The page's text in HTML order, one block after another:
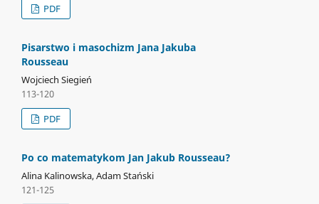
PDF
Pisarstwo i masochizm Jana Jakuba
Rousseau
Wojciech Siegień
113-120
PDF
Po co matematykom Jan Jakub Rousseau?
Alina Kalinowska, Adam Stański
121-125